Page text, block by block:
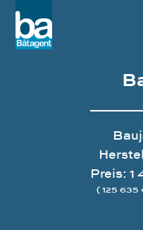
Preis:
( 125